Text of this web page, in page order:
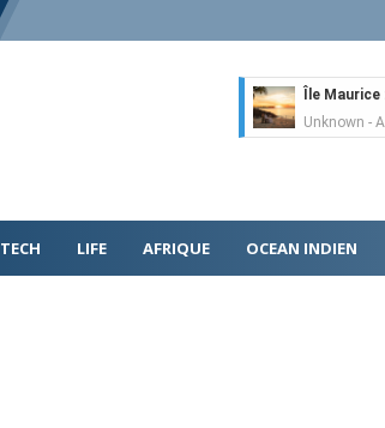
Île Maurice
Unknown
Véhicules
Tsirisoa
Gazoduc
Unknown-
TECH LIFE AFRIQUE OCEAN INDIEN